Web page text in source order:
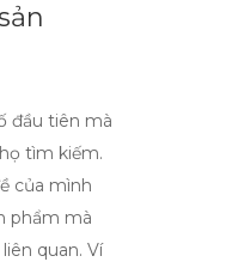
đầu tiên mà
tìm kiếm.
của mình
phẩm mà
quan. Ví